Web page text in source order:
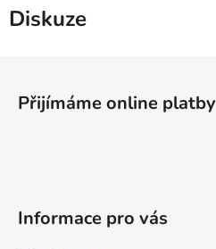
Diskuze
Přijímáme online platby
Informace pro vás